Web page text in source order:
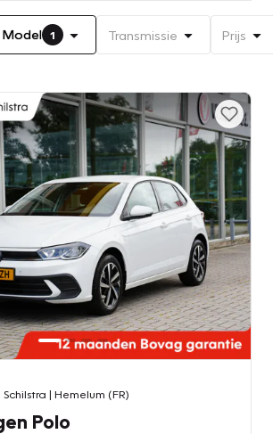
Model 1 Transmissie Prijs
| Hemelum (FR)
Polo